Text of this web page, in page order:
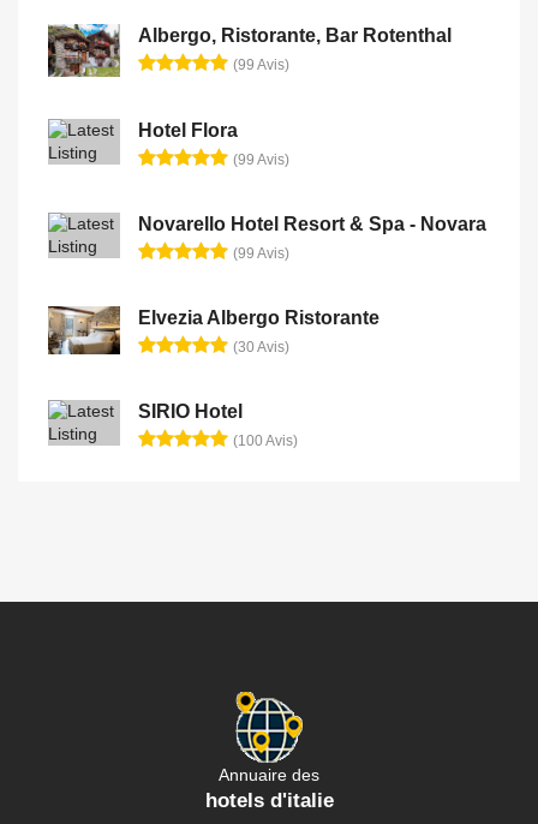
Albergo, Ristorante, Bar Rotenthal
(99 Avis)
Hotel Flora
(99 Avis)
Novarello Hotel Resort & Spa - Novara
(99 Avis)
Elvezia Albergo Ristorante
(30 Avis)
SIRIO Hotel
(100 Avis)
Annuaire des
hotels d'italie